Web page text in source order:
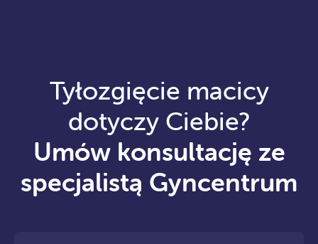
Tyłozgięcie macicy
dotyczy Ciebie?
Umów konsultację ze
specjalistą Gyncentrum